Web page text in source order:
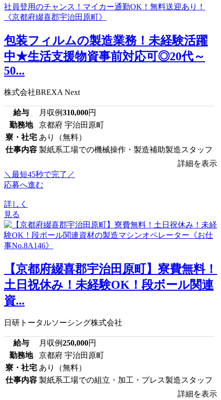
包装フィルムの製造業務！未経験活躍
中★生活支援物資事前対応可◎20代～
50...
株式会社BREXA Next
給与 月収例310,000円
勤務地
京都府 宇治田原町
寮・社宅 あり（無料）
仕事内容 製紙系工場での機械操作・製造補助製造スタッフ
詳細を表示
＼最短45秒で完了／
応募へ進む
詳しく
見る
【京都府綴喜郡宇治田原町】寮費無料！
土日祝休み！未経験OK！段ボール関連
資...
日研トータルソーシング株式会社
給与 月収例250,000円
勤務地
京都府 宇治田原町
寮・社宅 あり（無料）
仕事内容 製紙系工場での組立・加工・プレス製造スタッフ
詳細を表示